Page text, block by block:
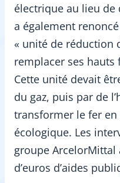
électrique au lieu de
a également
« unité de réduction
remplacer ses hauts
Cette unité devait
du gaz, puis par de
transformer le fer
écologique. Les
groupe
d’euros d’aides